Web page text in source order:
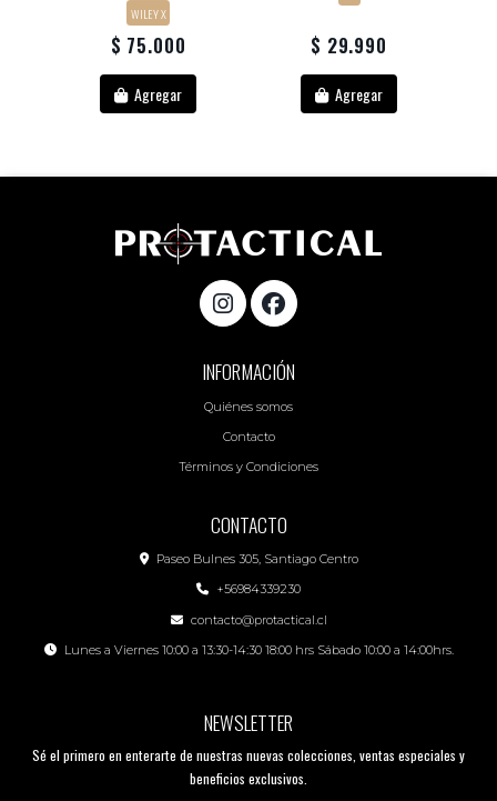
WILEY X
$ 75.000
Agregar
$ 29.990
Agregar
INFORMACIÓN
Quiénes somos
Contacto
Términos y Condiciones
CONTACTO
Paseo Bulnes 305, Santiago Centro
+56984339230
contacto@protactical.cl
Lunes a Viernes 10:00 a 13:30-14:30 18:00 hrs Sábado 10:00 a 14:00hrs.
NEWSLETTER
Sé el primero en enterarte de nuestras nuevas colecciones, ventas especiales y
beneficios exclusivos.